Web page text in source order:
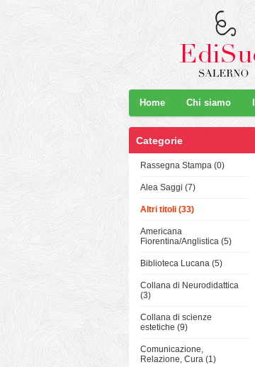
Home Chi siamo
Categorie
Rassegna Stampa (0)
Alea Saggi (7)
Altri titoli (33)
Americana
Fiorentina/Anglistica (5)
Biblioteca Lucana (5)
Collana di Neurodidattica
(3)
Collana di scienze
estetiche (9)
Comunicazione,
Relazione, Cura (1)